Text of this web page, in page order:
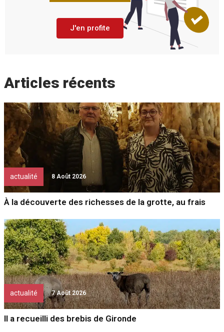
J'en profite
Articles récents
actualité 8 Août 2026
À la découverte des richesses de la grotte, au frais
actualité 7 Août 2026
Il a recueilli des brebis de Gironde